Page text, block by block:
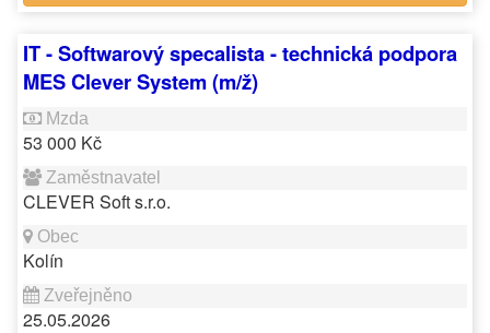
IT - Softwarový specalista - technická podpora
MES Clever System (m/ž)
53 000 Kč
CLEVER Soft s.r.o.
Kolín
25.05.2026